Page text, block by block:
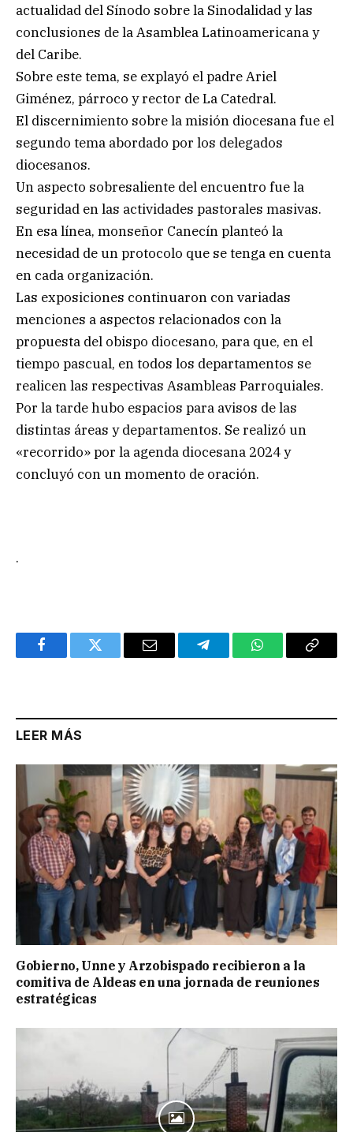
actualidad del Sínodo sobre la Sinodalidad y las
conclusiones de la Asamblea Latinoamericana y
del Caribe.
Sobre este tema, se explayó el padre Ariel
Giménez, párroco y rector de La Catedral.
El discernimiento sobre la misión diocesana fue el
segundo tema abordado por los delegados
diocesanos.
Un aspecto sobresaliente del encuentro fue la
seguridad en las actividades pastorales masivas.
En esa línea, monseñor Canecín planteó la
necesidad de un protocolo que se tenga en cuenta
en cada organización.
Las exposiciones continuaron con variadas
menciones a aspectos relacionados con la
propuesta del obispo diocesano, para que, en el
tiempo pascual, en todos los departamentos se
realicen las respectivas Asambleas Parroquiales.
Por la tarde hubo espacios para avisos de las
distintas áreas y departamentos. Se realizó un
«recorrido» por la agenda diocesana 2024 y
concluyó con un momento de oración.
.
FacebookTwitter Email TelegramWhatsAppCopy
LEER MÁS
Gobierno, Unne y Arzobispado recibieron a la
comitiva de Aldeas en una jornada de reuniones
estratégicas